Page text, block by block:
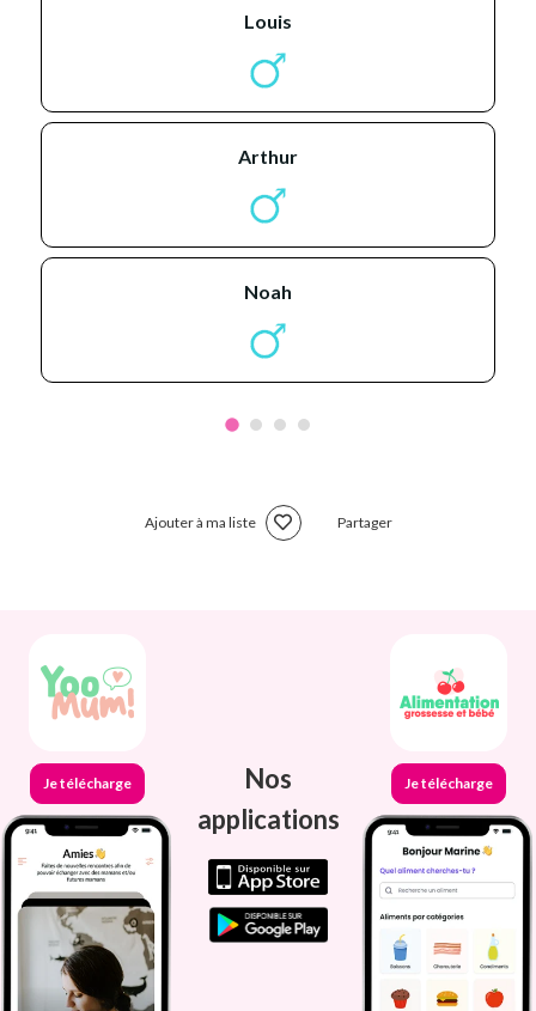
louis
arthur
noah
Ajouter à ma liste Partager
Je télécharge
Nos
applications
Je télécharge